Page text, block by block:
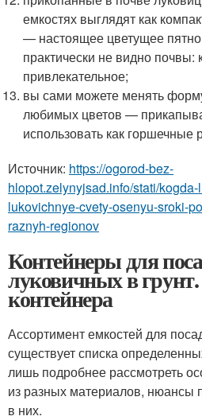
емкостях выглядят как
— настоящее цветущее
практически не видно почвы:
привлекательное;
вы сами можете менять
любимых цветов —
использовать как горшечные
Источник: https://ogorod-bez-
hlopot.zelynyjsad.info/stati/
lukovichnye-cvety-osenyu-sroki-
raznyh-regionov
Контейнеры для
луковичных в
контейнера
Ассортимент емкостей для
существует списка
лишь подробнее рассмотреть
из разных материалов, нюансы
в них.